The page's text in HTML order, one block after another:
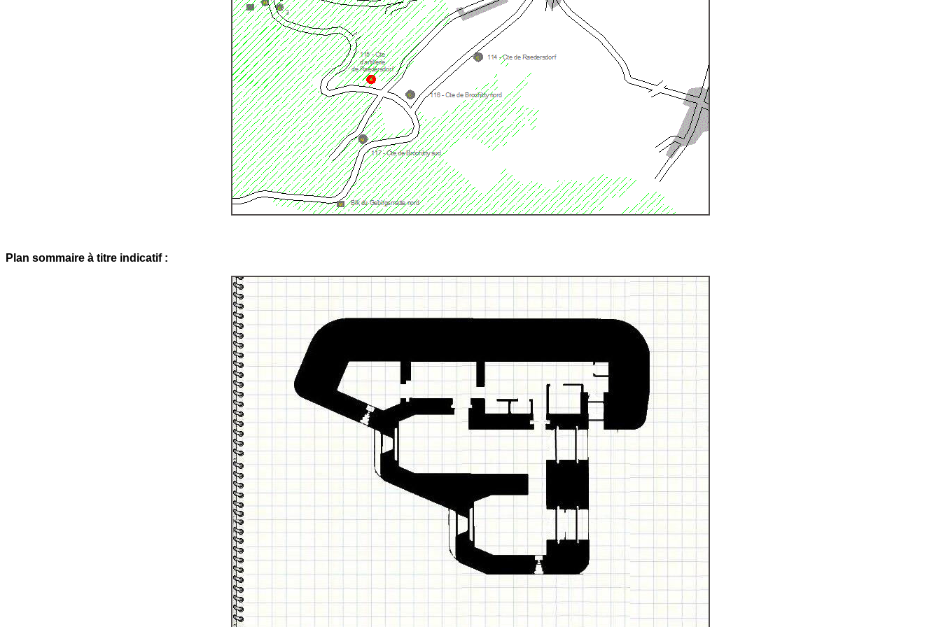
Plan sommaire à titre indicatif :